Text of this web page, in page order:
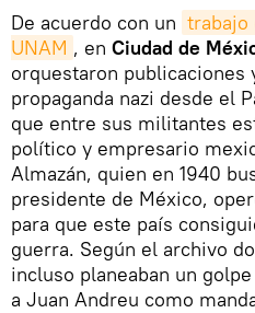
De acuerdo con un trabajo
UNAM , en Ciudad de
orquestaron
propaganda nazi desde el
que entre sus militantes
político y empresario
Almazán, quien en 1940
presidente de México,
para que este país
guerra. Según el archivo
incluso planeaban un
a Juan Andreu como